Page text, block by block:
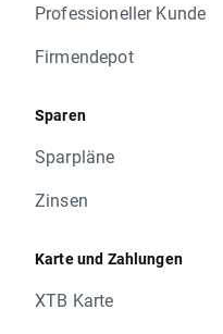
Professioneller Kunde
Firmendepot
Sparen
Sparpläne
Zinsen
Karte und Zahlungen
XTB Karte